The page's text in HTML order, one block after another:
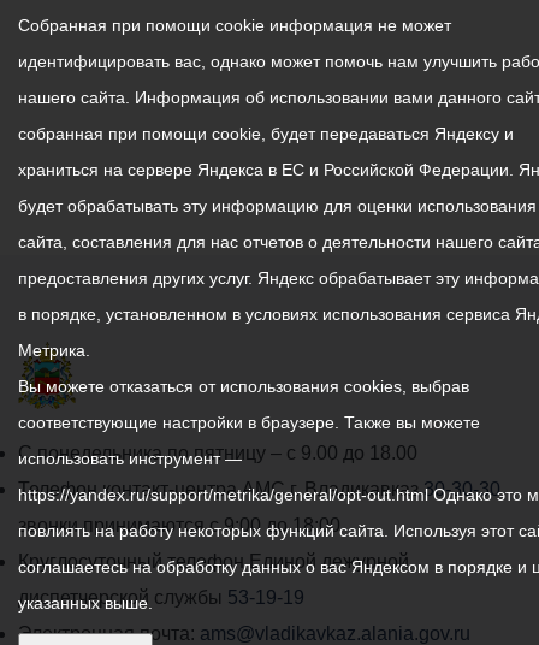
График
работы
администрации
местного
самоуправления
города
С понедельника по пятницу – с 9.00 до 18.00
Телефон контакт-центра АМС г. Владикавказ30-30-30
звонки принимаются с 9:00 до 18:00
Круглосуточный телефон Единой дежурной
диспетчерской службы 53-19-19
Электронная почта: ams@vladikavkaz.alania.gov.ru
Собранная при помощи cookie информация не может
идентифицировать вас, однако может помочь нам улучшить
нашего сайта. Информация об использовании вами данного
собранная при помощи cookie, будет передаваться Яндексу и
храниться на сервере Яндекса в ЕС и Российской Федерации.
будет обрабатывать эту информацию для оценки
сайта, составления для нас отчетов о деятельности нашего
предоставления других услуг. Яндекс обрабатывает эту
в порядке, установленном в условиях использования сервиса
Метрика.
Вы можете отказаться от использования cookies, выбрав
соответствующие настройки в браузере. Также вы можете
использовать инструмент —
https://yandex.ru/support/metrika/general/opt-out.html Однако это
повлиять на работу некоторых функций сайта. Используя этот
соглашаетесь на обработку данных о вас Яндексом в порядке и
указанных выше.